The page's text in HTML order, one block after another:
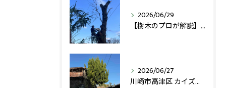
2026/06/29
【樹木のプロが解説】 枯れ木の特殊伐採が必要な理由｜倒木事故を防ぐ安全な伐採方法とは？
2026/06/27
川崎市高津区 カイズカイブキ伐採・抜根施工事例